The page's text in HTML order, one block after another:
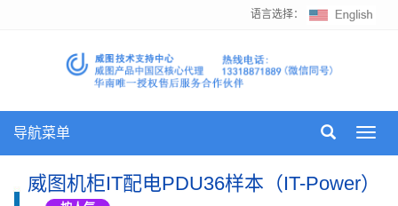
语言选择：
导航菜单
威图机柜IT配电PDU36样本（IT-Power）